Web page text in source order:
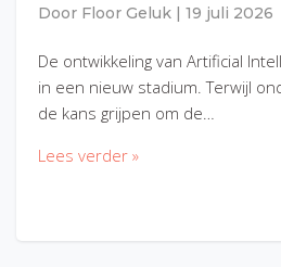
Door Floor Geluk 19 juli 2026
De ontwikkeling van Artificial
in een nieuw stadium. Terwijl
de kans grijpen om de…
Lees verder »